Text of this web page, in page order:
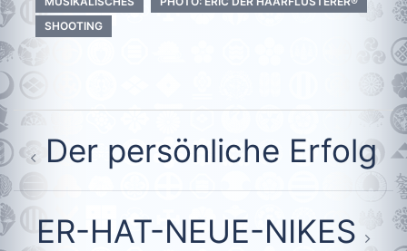
SHOOTING
Beitragsnavigation
Der persönliche Erfolg
ER-HAT-NEUE-NIKES